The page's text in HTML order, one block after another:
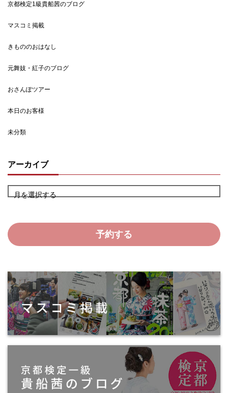
京都検定1級貴船茜のブログ
マスコミ掲載
きもののおはなし
元舞妓・紅子のブログ
おさんぽツアー
本日のお客様
未分類
アーカイブ
月を選択する
予約する